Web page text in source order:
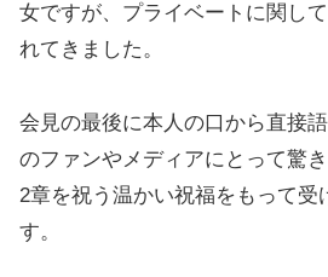
女ですが、プライベートに関し
れてきました。
会見の最後に本人の口から直接
のファンやメディアにとって驚
2章を祝う温かい祝福をもって受
す。